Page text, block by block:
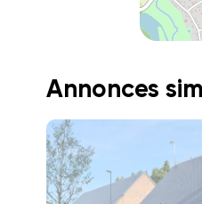
Annonces